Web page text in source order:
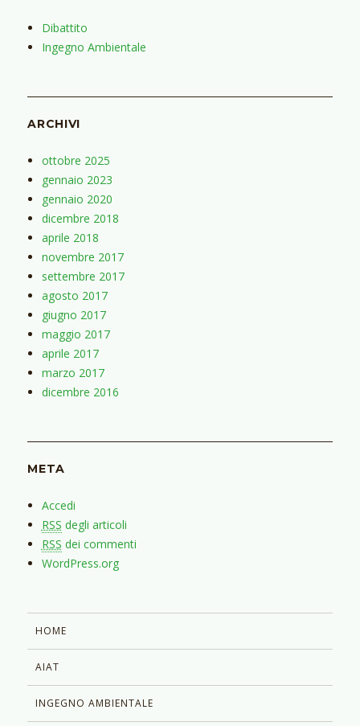
Dibattito
Ingegno Ambientale
ARCHIVI
ottobre 2025
gennaio 2023
gennaio 2020
dicembre 2018
aprile 2018
novembre 2017
settembre 2017
agosto 2017
giugno 2017
maggio 2017
aprile 2017
marzo 2017
dicembre 2016
META
Accedi
RSS degli articoli
RSS dei commenti
WordPress.org
HOME
AIAT
INGEGNO AMBIENTALE